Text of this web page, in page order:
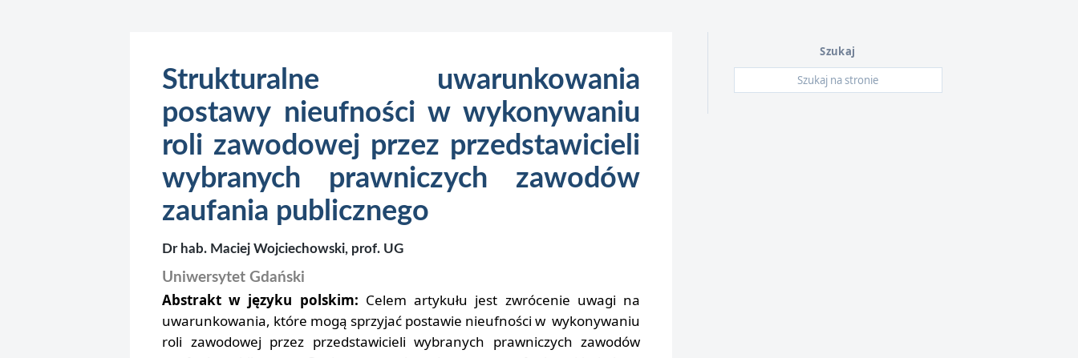
Strukturalne uwarunkowania
postawy nieufności w wykonywaniu
roli zawodowej przez przedstawicieli
wybranych prawniczych zawodów
zaufania publicznego
Dr hab. Maciej Wojciechowski, prof. UG
Uniwersytet Gdański
Abstrakt w języku polskim: Celem artykułu jest zwrócenie uwagi na
uwarunkowania, które mogą sprzyjać postawie nieufności w wykonywaniu
roli zawodowej przez przedstawicieli wybranych prawniczych zawodów
Szukaj